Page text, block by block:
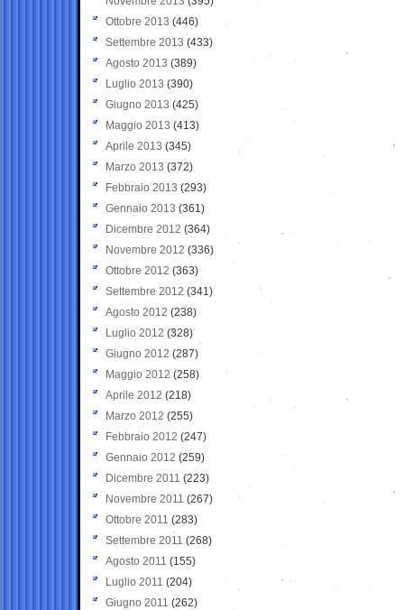
Ottobre 2013 (446)
Settembre 2013 (433)
Agosto 2013 (389)
Luglio 2013 (390)
Giugno 2013 (425)
Maggio 2013 (413)
Aprile 2013 (345)
Marzo 2013 (372)
Febbraio 2013 (293)
Gennaio 2013 (361)
Dicembre 2012 (364)
Novembre 2012 (336)
Ottobre 2012 (363)
Settembre 2012 (341)
Agosto 2012 (238)
Luglio 2012 (328)
Giugno 2012 (287)
Maggio 2012 (258)
Aprile 2012 (218)
Marzo 2012 (255)
Febbraio 2012 (247)
Gennaio 2012 (259)
Dicembre 2011 (223)
Novembre 2011 (267)
Ottobre 2011 (283)
Settembre 2011 (268)
Agosto 2011 (155)
Luglio 2011 (204)
Giugno 2011 (262)